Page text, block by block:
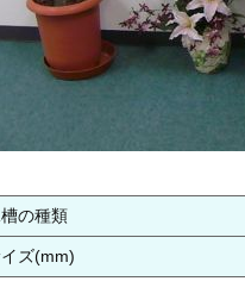
の種類
ズ(mm)